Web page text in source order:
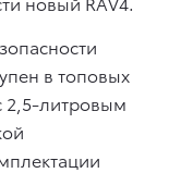
в топовых
2,5-литровым